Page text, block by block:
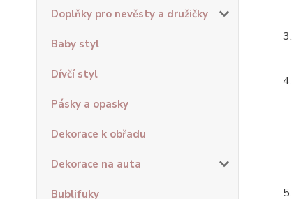
Doplňky pro nevěsty a družičky
Baby styl
Dívčí styl
Pásky a opasky
Dekorace k obřadu
Dekorace na auta
Bublifuky